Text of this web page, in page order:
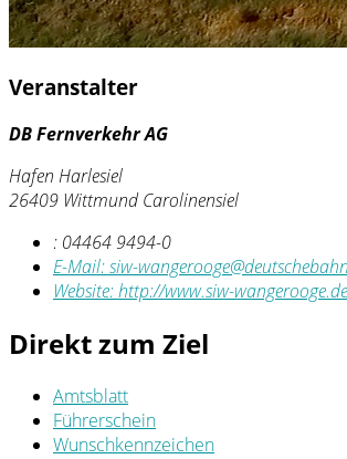
Veranstalter
DB Fernverkehr AG
Hafen Harlesiel
26409 Wittmund Carolinensiel
: 04464 9494-0
E-Mail:siw-
Website:http://www.siw-
Direkt zum Ziel
Amtsblatt
Führerschein
Wunschkennzeichen